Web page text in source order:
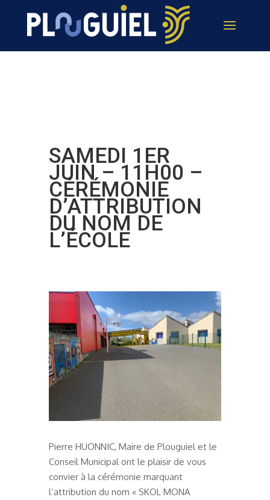
SAMEDI 1ER
JUIN – 11H00 –
CÉRÉMONIE
D’ATTRIBUTION
DU NOM DE
L’ÉCOLE
Pierre HUONNIC, Maire de Plouguiel et le
Conseil Municipal ont le plaisir de vous
convier à la cérémonie marquant
l’attribution du nom « SKOL MONA